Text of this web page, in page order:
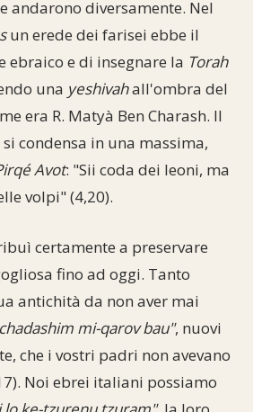
andarono diversamente. Nel
un erede dei farisei ebbe il
ebraico e di insegnare la Torah
una yeshivahall'ombra del
era R. Matyà Ben Charash. Il
condensa in una massima,
Avot: "Sii coda dei leoni, ma
volpi" (4,20).
certamente a preservare
fino ad oggi. Tanto
antichità da non aver mai
mi-qarov bau", nuovi
che i vostri padri non avevano
Noi ebrei italiani possiamo